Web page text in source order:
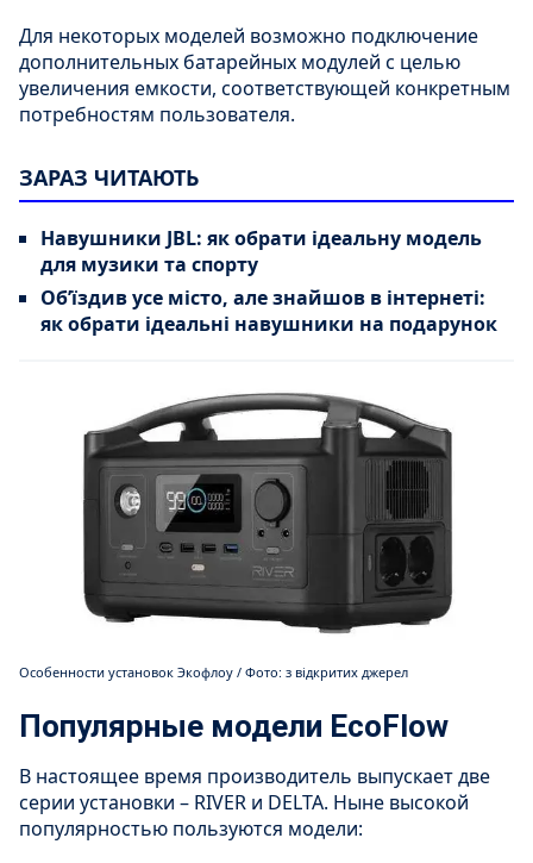
Для некоторых моделей возможно подключение
дополнительных батарейных модулей с целью
увеличения емкости, соответствующей конкретным
потребностям пользователя.
ЗАРАЗ ЧИТАЮТЬ
Навушники JBL: як обрати ідеальну модель
для музики та спорту
Об’їздив усе місто, але знайшов в інтернеті:
як обрати ідеальні навушники на подарунок
Особенности установок Экофлоу / Фото: з відкритих джерел
Популярные модели EcoFlow
В настоящее время производитель выпускает две
серии установки – RIVER и DELTA. Ныне высокой
популярностью пользуются модели: